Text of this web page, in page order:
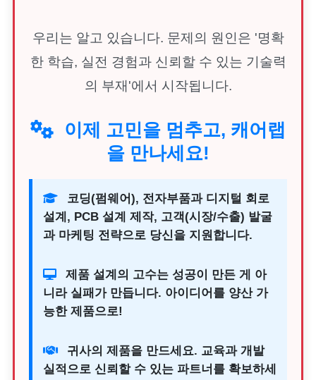
우리는 알고 있습니다. 문제의 원인은 '명확
한 학습, 실전 경험과 신뢰할 수 있는 기술력
의 부재'에서 시작됩니다.
이제 고민을 멈추고, 캐어랩
을 만나세요!
코딩(펌웨어), 전자부품과 디지털 회로
설계, PCB 설계 제작, 고객(시장/수출) 발굴
과 마케팅 전략으로 당신을 지원합니다.
제품 설계의 고수는 성공이 만든 게 아
니라 실패가 만듭니다. 아이디어를 양산 가
능한 제품으로!
귀사의 제품을 만드세요. 교육과 개발
실적으로 신뢰할 수 있는 파트너를 확보하세